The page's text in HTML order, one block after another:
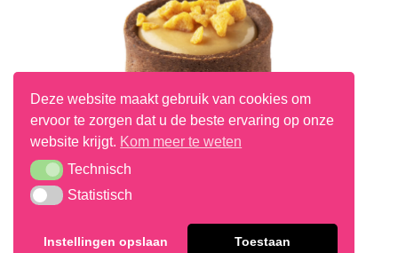
Baileys Tartelette
Deze website maakt gebruik van cookies om
ervoor te zorgen dat u de beste ervaring op onze
website krijgt. Kom meer te weten
TechnischTechnisch
StatistischStatistisch
Instellingen opslaan Toestaan